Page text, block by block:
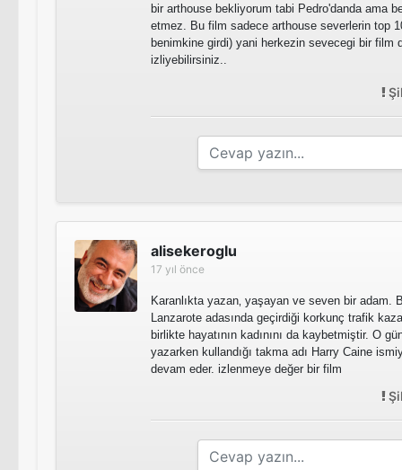
bir arthouse bekliyorum tabi Pedro'danda ama
etmez. Bu film sadece arthouse severlerin top
benimkine girdi) yani herkezin sevecegi bir film
izliyebilirsiniz..
alisekeroglu
17 yıl önce
Karanlıkta yazan‚ yaşayan ve seven bir adam.
Lanzarote adasında geçirdiği korkunç trafik
birlikte hayatının kadınını da kaybetmiştir. O
yazarken kullandığı takma adı Harry Caine
devam eder. izlenmeye değer bir film